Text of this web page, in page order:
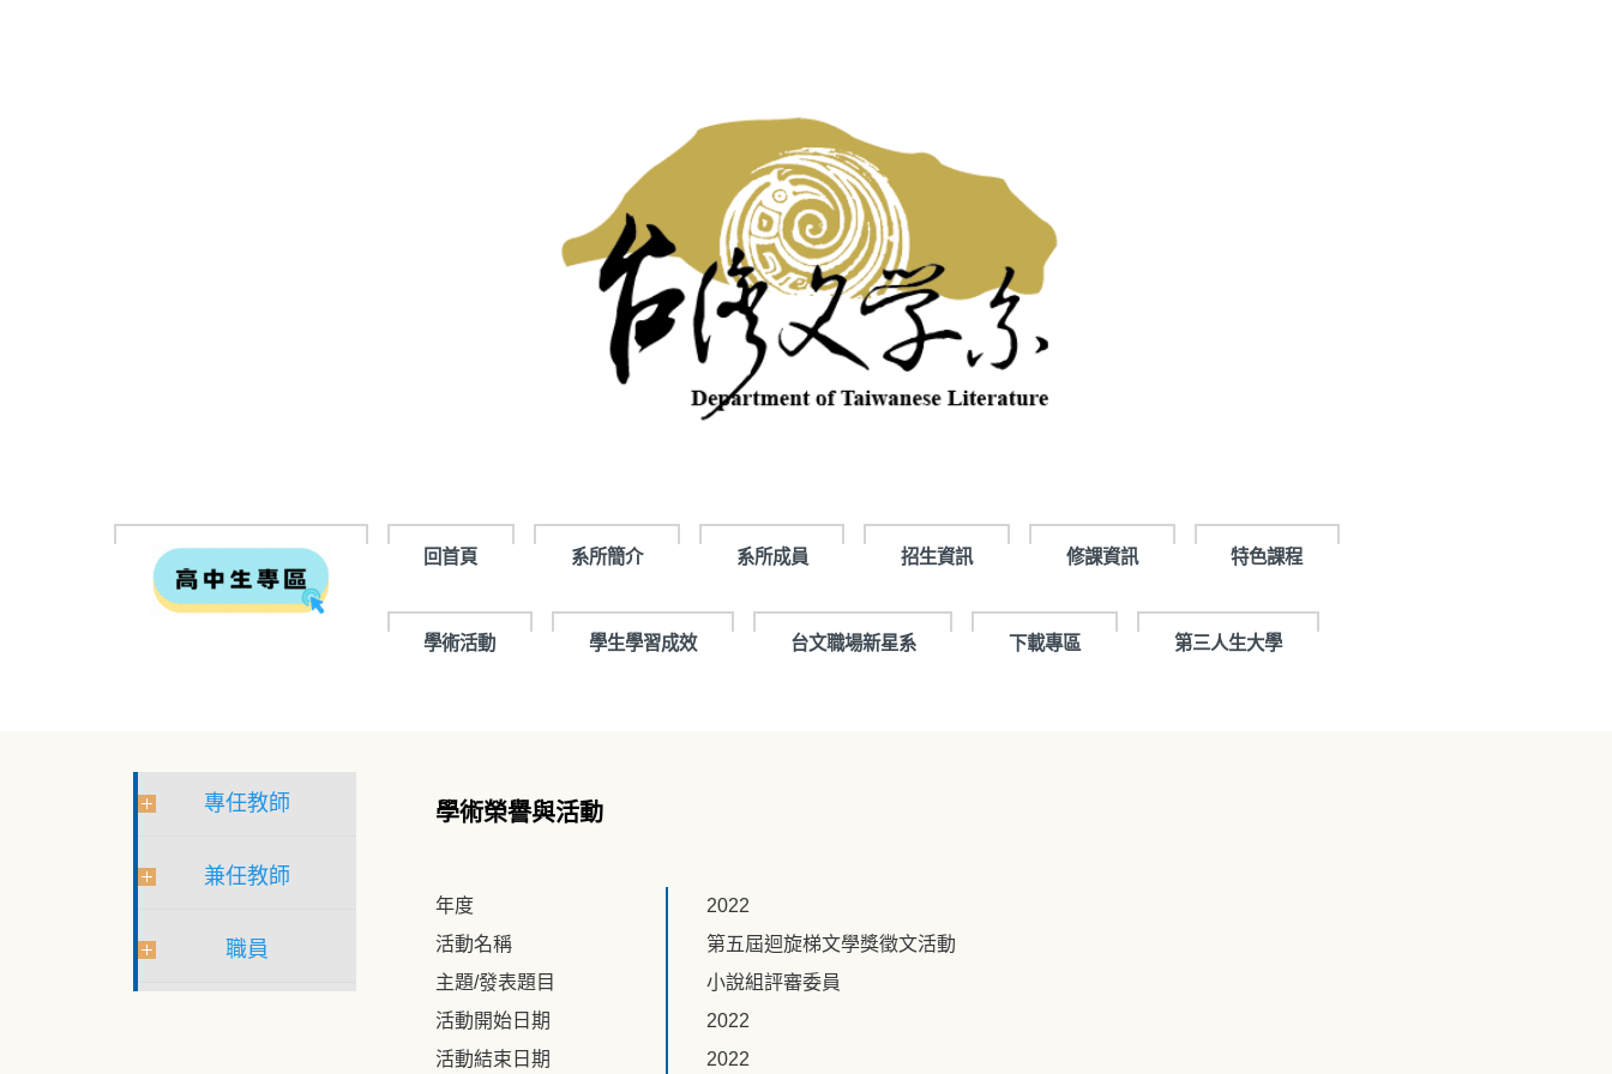
回首頁 系所簡介 系所成員 招生資訊 修課資訊 特色課程
學術活動 學生學習成效 台文職場新星系 下載專區 第三人生大學
專任教師
兼任教師
職員
學術榮譽與活動
年度
2022
活動名稱
第五屆迴旋梯文學獎徵文活動
主題/發表題目
小說組評審委員
活動開始日期
2022
活動結束日期
2022